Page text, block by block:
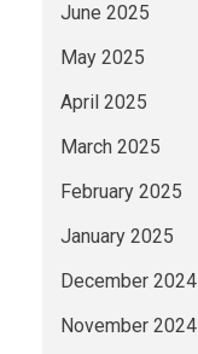
June 2025
May 2025
April 2025
March 2025
February 2025
January 2025
December 2024
November 2024